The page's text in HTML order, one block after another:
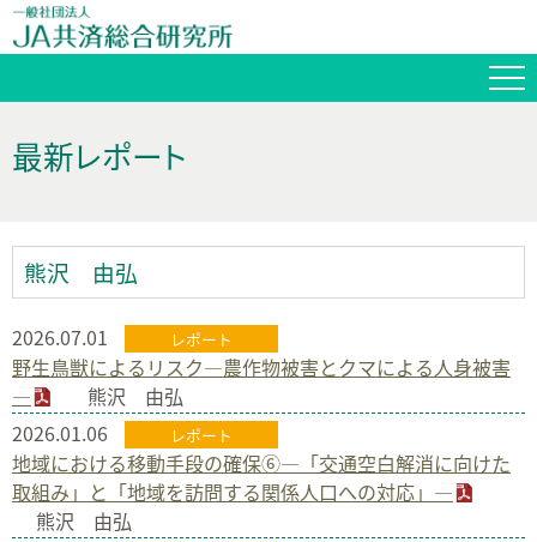
最新レポート
熊沢 由弘
2026.07.01 レポート
野生鳥獣によるリスク―農作物被害とクマによる人身被害
―
熊沢 由弘
2026.01.06
レポート
地域における移動手段の確保⑥―「交通空白解消に向けた
取組み」と「地域を訪問する関係人口への対応」―
熊沢 由弘